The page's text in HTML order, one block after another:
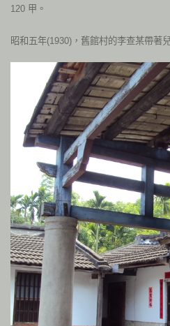
120 甲。
昭和五年(1930)，舊館村的李查某帶著